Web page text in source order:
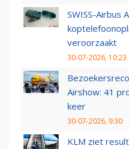
SWISS-Airbus
veroorzaakt
30-07-2026, 10:23
Airshow: 41
keer
30-07-2026, 9:30
KLM ziet